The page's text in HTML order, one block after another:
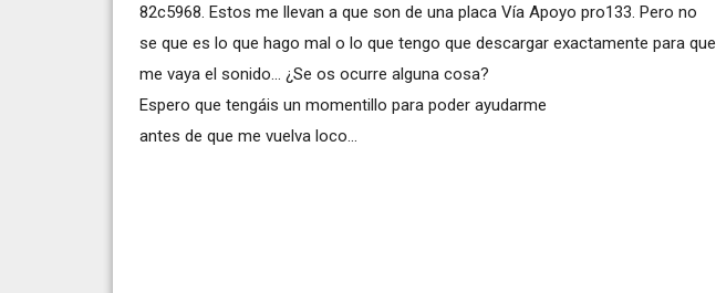
82c5968. Estos me llevan a que son de una placa Vía Apoyo pro133. Pero no
se que es lo que hago mal o lo que tengo que descargar exactamente para que
me vaya el sonido... ¿Se os ocurre alguna cosa?
Espero que tengáis un momentillo para poder ayudarme
antes de que me vuelva loco...